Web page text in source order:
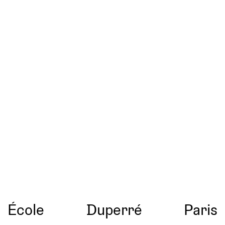
École Duperré Paris